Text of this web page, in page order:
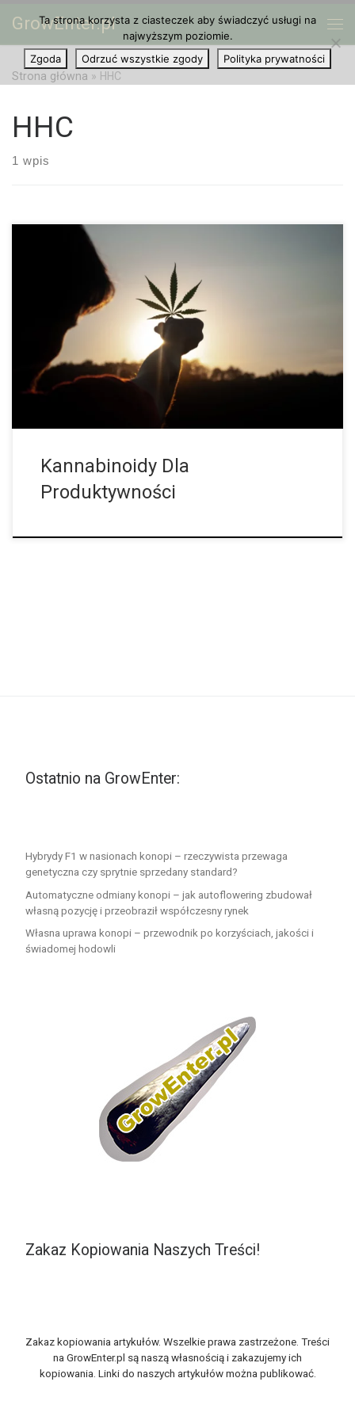
Przejdź do treści
GrowEnter.pl
Strona główna » HHC
HHC
1 wpis
Jak Marihuana Może Zwiększyć Wydajność? Konopie indyjskie i
produktywność początkowo wydają się być sprzeczne, ale
kannabinoidy mogą rzeczywiście zwiększyć produktywność.
Społeczny wizerunek ćpuna polega na tym, że ćpuny leżą leniwie
Kannabinoidy Dla
Produktywności
Ostatnio na GrowEnter:
Hybrydy F1 w nasionach konopi – rzeczywista przewaga
genetyczna czy sprytnie sprzedany standard?
Automatyczne odmiany konopi – jak autoflowering zbudował
własną pozycję i przeobraził współczesny rynek
Własna uprawa konopi – przewodnik po korzyściach, jakości i
świadomej hodowli
Zakaz Kopiowania Naszych Treści!
Zakaz kopiowania artykułów. Wszelkie prawa zastrzeżone. Treści
na GrowEnter.pl są naszą własnością i zakazujemy ich
kopiowania. Linki do naszych artykułów można publikować.
Ta strona korzysta z ciasteczek aby świadczyć usługi na
najwyższym poziomie.
Zgoda
Odrzuć wszystkie zgody Polityka prywatności